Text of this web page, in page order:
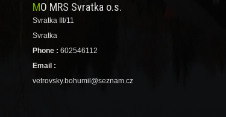
MO MRS Svratka o.s.
Svratka III/11
Svratka
Phone : 602546112
Email :
vetrovsky.bohumil@seznam.cz